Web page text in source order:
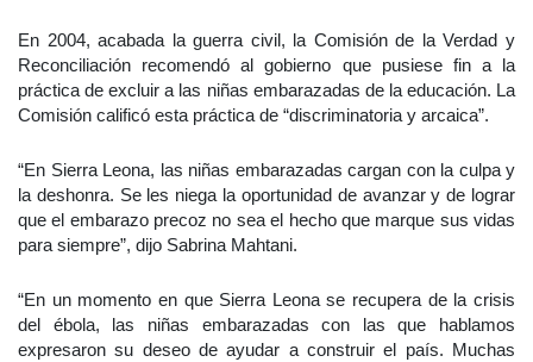
En 2004, acabada la guerra civil, la Comisión de la Verdad y
Reconciliación recomendó al gobierno que pusiese fin a la
práctica de excluir a las niñas embarazadas de la educación. La
Comisión calificó esta práctica de “discriminatoria y arcaica”.
“En Sierra Leona, las niñas embarazadas cargan con la culpa y
la deshonra. Se les niega la oportunidad de avanzar y de lograr
que el embarazo precoz no sea el hecho que marque sus vidas
para siempre”, dijo Sabrina Mahtani.
“En un momento en que Sierra Leona se recupera de la crisis
del ébola, las niñas embarazadas con las que hablamos
expresaron su deseo de ayudar a construir el país. Muchas